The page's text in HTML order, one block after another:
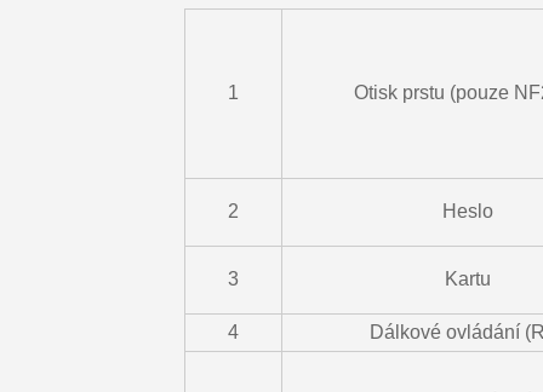
1 Otisk prstu (pouze
2 Heslo
3 Kartu
4 Dálkové ovládání